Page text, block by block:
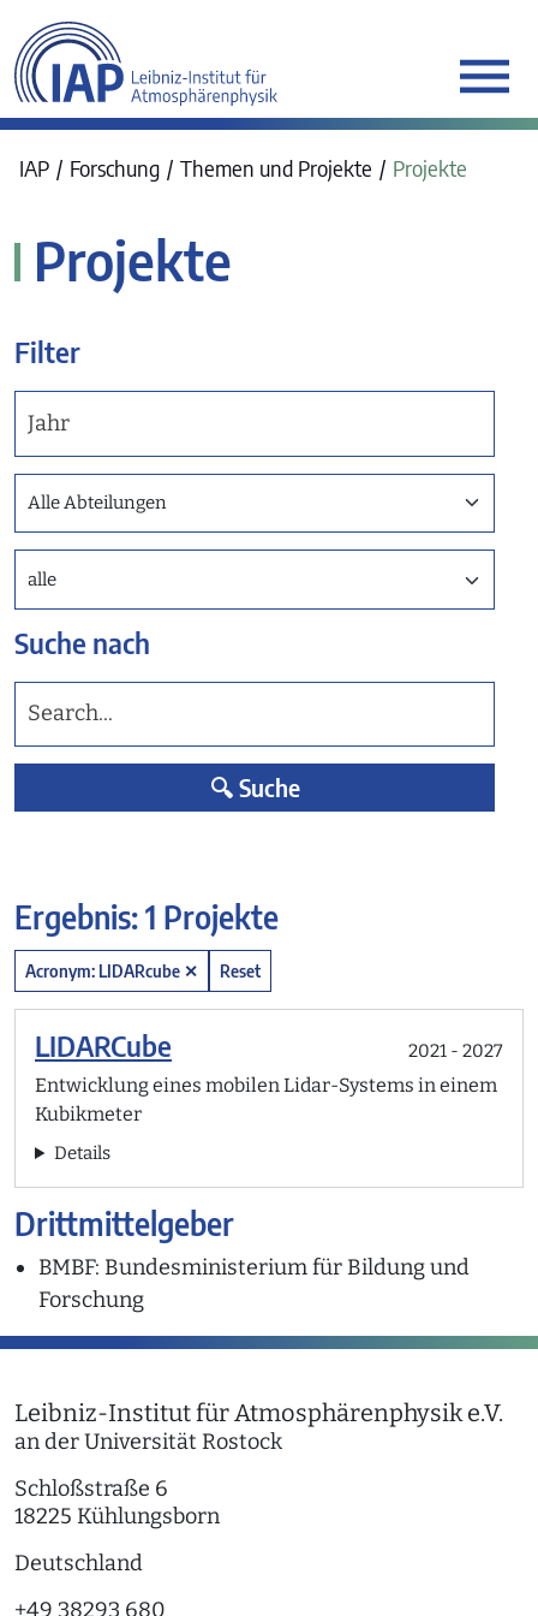
IAP Forschung Themen und Projekte Projekte
Projekte
Filter
Suche nach
🔍 Suche
Ergebnis: 1 Projekte
Acronym: LIDARcube ✕ Reset
LIDARCube 2021 - 2027
Entwicklung eines mobilen Lidar-Systems in einem
Kubikmeter
Details
Drittmittelgeber
BMBF: Bundesministerium für Bildung und
Forschung
Leibniz-Institut für Atmosphärenphysik e.V.
an der Universität Rostock
Schloßstraße 6
18225 Kühlungsborn
Deutschland
+49 38293 680